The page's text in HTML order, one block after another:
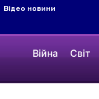
Відео новини
Війна Світ